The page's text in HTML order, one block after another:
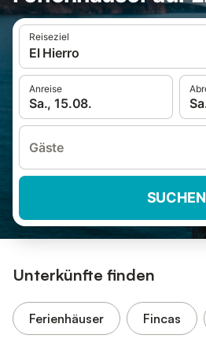
Reiseziel
El Hierro
Anreise
Sa., 15.08.
Gäste
SUCHEN
Unterkünfte finden
Ferienhäuser Fincas